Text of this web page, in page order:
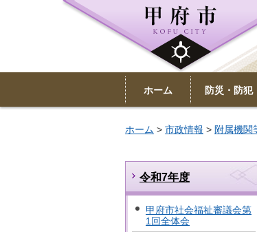
ホーム 防災・防犯
ホーム > 市政情報 > 附属機関
令和7年度
甲府市社会福祉審議会第
1回全体会